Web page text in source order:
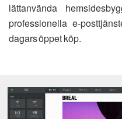
lättanvända
professionella e-
dagars öppet köp.